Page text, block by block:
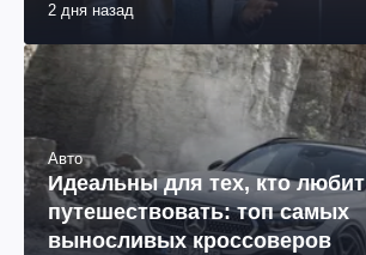
2 дня назад
Авто
Идеальны для тех, кто любит
путешествовать: топ самых
выносливых кроссоверов